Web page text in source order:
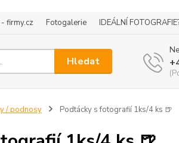
- firmy.cz Fotogalerie IDEÁLNÍ
Hledat
/ podnosy Podtácky s fotografií 1ks/4 ks 🍺